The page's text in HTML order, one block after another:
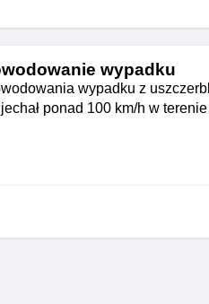
wypadku
wypadku z
ponad 100 km/h w